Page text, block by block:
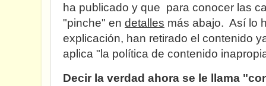
ha publicado y que para conocer las
"pinche" en detalles más abajo. Así lo
explicación, han retirado el contenido
aplica "la política de contenido
Decir la verdad ahora se le llama